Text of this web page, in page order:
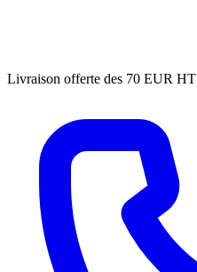
Livraison offerte des 70 EUR HT